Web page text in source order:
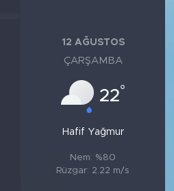
12 AĞUSTOS
ÇARŞAMBA
22°
Hafif Yağmur
Nem: %80
Rüzgar: 2.22 m/s